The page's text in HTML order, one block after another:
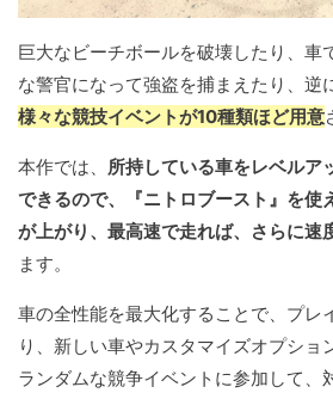
巨大なビーチボールを破壊したり、車
な警官になって強盗を捕まえたり、逆
様々な競技イベントが10種類ほど用意
本作では、 所持している車をレベルア
できるので、『ニトロブースト』を使
が上がり、最高速で走れば、さらに速
ます。
車の全性能を最大化することで、プレ
り、新しい車やカスタマイズオプショ
ランダムな競争イベントに参加して、